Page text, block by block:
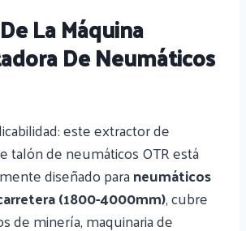
La Máquina
De Neumáticos
este extractor de
talón de neumáticos OTR está
diseñado paraneumáticos
(1800-4000mm), cubre
de minería, maquinaria de